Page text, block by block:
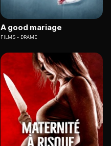
A good mariage
FILMS DRAME